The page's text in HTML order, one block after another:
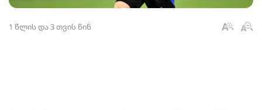
1 წლის და 3 თვის წინ